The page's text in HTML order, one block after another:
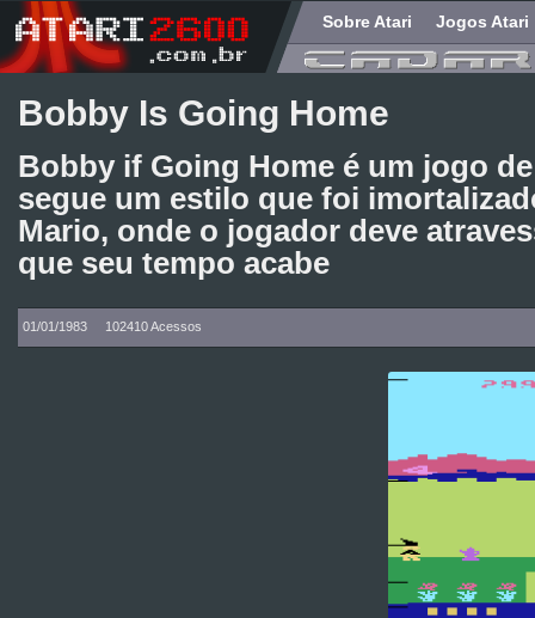
Sobre Atari Jogos Atari
Bobby Is Going Home
Bobby if Going Home é um jogo
segue um estilo que foi
Mario, onde o jogador deve
que seu tempo acabe
01/01/1983 102410 Acessos